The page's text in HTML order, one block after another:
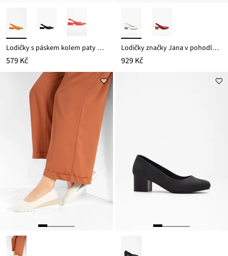
Lodičky s páskem kolem paty a s plochým podpatkem
579 Kč
Lodičky značky Jana v pohodlné šířce
929 Kč